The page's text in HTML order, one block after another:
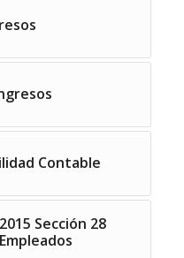
Contable
Sección 28